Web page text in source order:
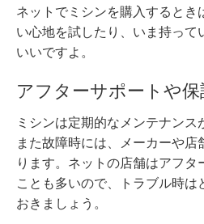
ネットでミシンを購入するとき
い心地を試したり、いま持って
いいですよ。
アフターサポートや
ミシンは定期的なメンテナンス
また故障時には、メーカーや店
ります。ネットの店舗はアフタ
ことも多いので、トラブル時は
おきましょう。